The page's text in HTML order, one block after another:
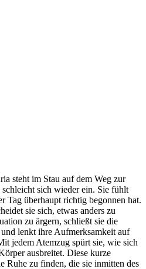
steht im Stau auf dem Weg zur
sich wieder ein. Sie fühlt
Tag überhaupt richtig begonnen hat.
sie sich, etwas anders zu
zu ärgern, schließt sie die
lenkt ihre Aufmerksamkeit auf
jedem Atemzug spürt sie, wie sich
ausbreitet. Diese kurze
Ruhe zu finden, die sie inmitten des